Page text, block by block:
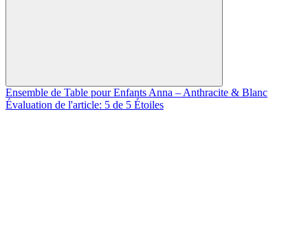
Ensemble de Table pour Enfants Anna – Anthracite & Blanc
Évaluation de l'article: 5 de 5 Étoiles